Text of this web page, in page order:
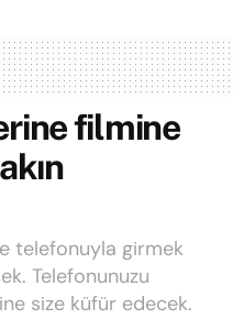
filmine
telefonuyla girmek
Telefonunuzu
size küfür edecek.